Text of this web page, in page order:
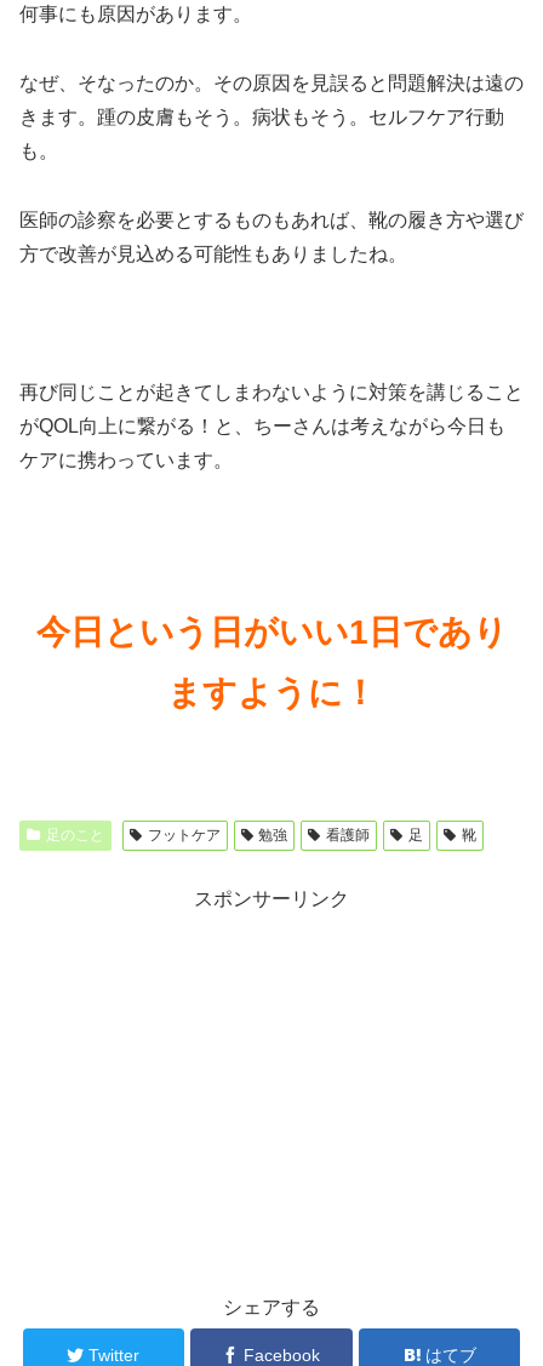
何事にも原因があります。
なぜ、そなったのか。その原因を見誤ると問題解決は遠の
きます。踵の皮膚もそう。病状もそう。セルフケア行動
も。
医師の診察を必要とするものもあれば、靴の履き方や選び
方で改善が見込める可能性もありましたね。
再び同じことが起きてしまわないように対策を講じること
がQOL向上に繋がる！と、ちーさんは考えながら今日も
ケアに携わっています。
今日という日がいい1日であり
ますように！
足のこと フットケア 勉強 看護師 足 靴
スポンサーリンク
シェアする
Twitter Facebook はてブ